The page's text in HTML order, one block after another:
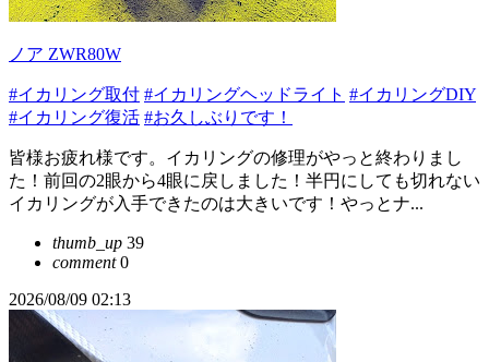
ノア ZWR80W
#イカリング取付 #イカリングヘッドライト #イカリングDIY
#イカリング復活 #お久しぶりです！
皆様お疲れ様です。イカリングの修理がやっと終わりまし
た！前回の2眼から4眼に戻しました！半円にしても切れない
イカリングが入手できたのは大きいです！やっとナ...
thumb_up 39
comment0
2026/08/09 02:13